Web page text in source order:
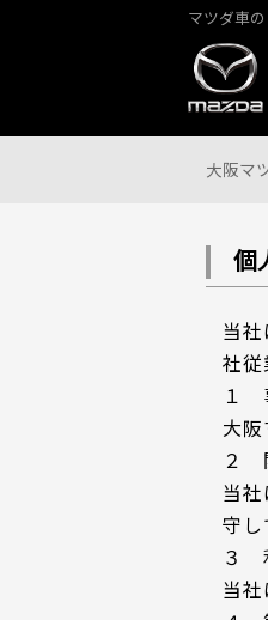
マツダ車
カーラ
サービ
大阪マ
会社情報
大阪マ
個
当
社従
１
大
２
当
守し
３
当